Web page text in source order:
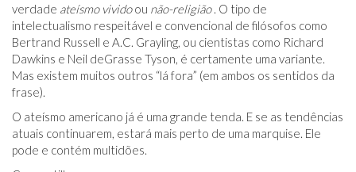
verdade ateísmo vividoou não-religião. O tipo de
intelectualismo respeitável e convencional de filósofos como
Bertrand Russell e A.C. Grayling, ou cientistas como Richard
Dawkins e Neil deGrasse Tyson, é certamente uma variante.
Mas existem muitos outros “lá fora” (em ambos os sentidos da
frase).
O ateísmo americano já é uma grande tenda. E se as tendências
atuais continuarem, estará mais perto de uma marquise. Ele
pode e contém multidões.